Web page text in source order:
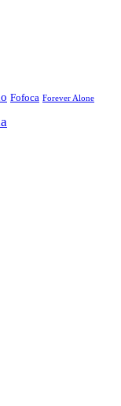
Fofoca Forever Alone